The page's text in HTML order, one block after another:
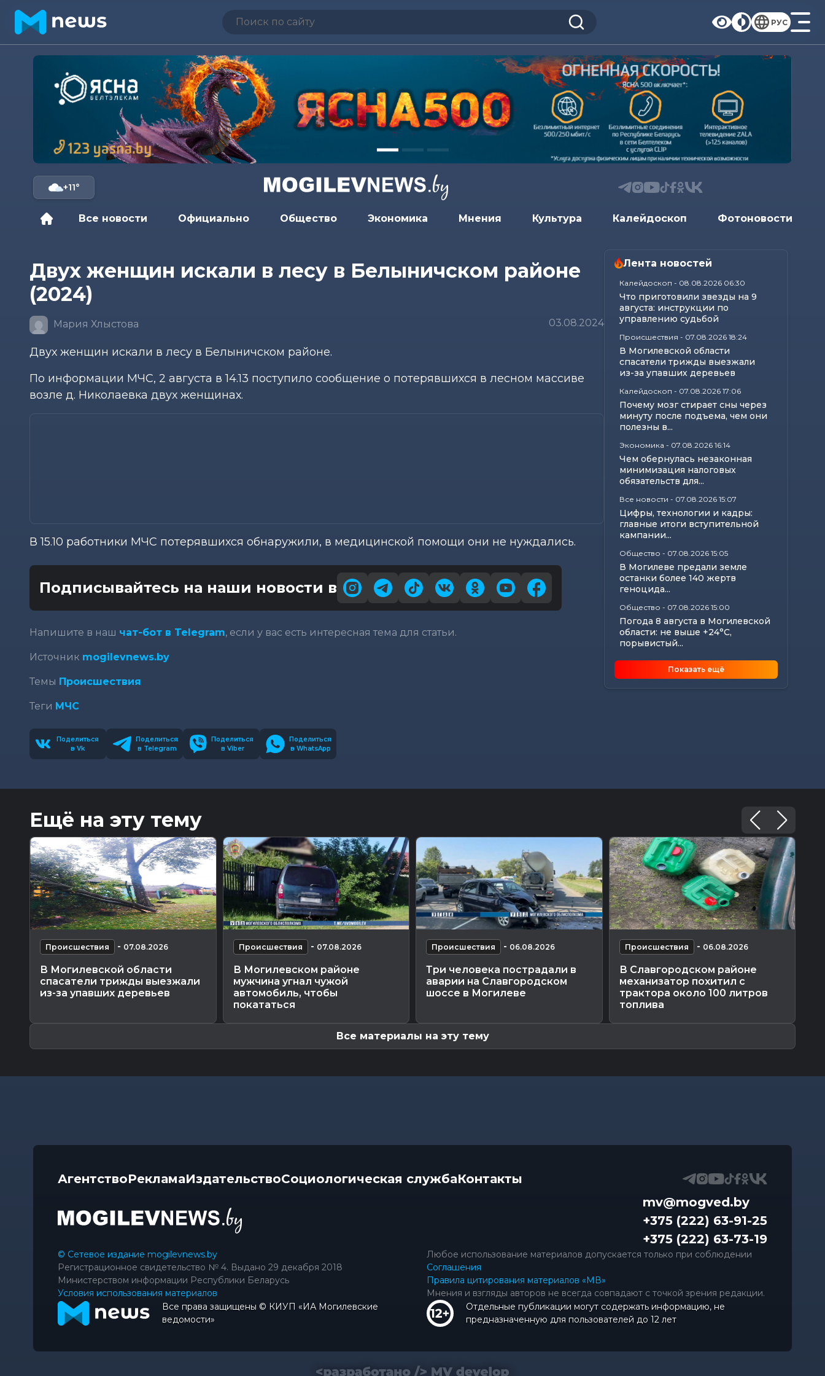
РУС
+11°
Все новости Официально Общество Экономика Мнения Культура Калейдоскоп Фотоновости
Двух женщин искали в лесу в Белыничском районе
(2024)
Мария Хлыстова 03.08.2024
Двух женщин искали в лесу в Белыничском районе.
По информации МЧС, 2 августа в 14.13 поступило сообщение о потерявшихся в лесном массиве
возле д. Николаевка двух женщинах.
В 15.10 работники МЧС потерявшихся обнаружили, в медицинской помощи они не нуждались.
Подписывайтесь на наши новости в
Напишите в наш чат-бот в Telegram, если у вас есть интересная тема для статьи.
Источник mogilevnews.by
Темы Происшествия
Теги МЧС
Поделиться
в Vk
Поделиться
в Telegram
Поделиться
в Viber
Поделиться
в WhatsApp
Лента новостей
Калейдоскоп - 08.08.2026 06:30
Что приготовили звезды на 9
августа: инструкции по
управлению судьбой
Происшествия - 07.08.2026 18:24
В Могилевской области
спасатели трижды выезжали
из-за упавших деревьев
Калейдоскоп - 07.08.2026 17:06
Почему мозг стирает сны через
минуту после подъема, чем они
полезны в...
Экономика - 07.08.2026 16:14
Чем обернулась незаконная
минимизация налоговых
обязательств для...
Все новости - 07.08.2026 15:07
Цифры, технологии и кадры:
главные итоги вступительной
кампании...
Общество - 07.08.2026 15:05
В Могилеве предали земле
останки более 140 жертв
геноцида...
Общество - 07.08.2026 15:00
Погода 8 августа в Могилевской
области: не выше +24°С,
порывистый...
Общество -07.08.2026 14:32
Какие ограничения действуют
на водоемах Могилевщины,
Показать ещё
Ещё на эту тему
Происшествия - 07.08.2026
В Могилевской области
спасатели трижды выезжали
из-за упавших деревьев
Происшествия - 07.08.2026
В Могилевском районе
мужчина угнал чужой
автомобиль, чтобы
покататься
Происшествия - 06.08.2026
Три человека пострадали в
аварии на Славгородском
шоссе в Могилеве
Происшествия - 06.08.2026
В Славгородском районе
механизатор похитил с
трактора около 100 литров
топлива
Все материалы на эту тему
АгентствоРекламаИздательствоСоциологическая службаКонтакты
mv@mogved.by
+375 (222) 63-91-25
+375 (222) 63-73-19
© Сетевое издание mogilevnews.by
Регистрационное свидетельство № 4. Выдано 29 декабря 2018
Министерством информации Республики Беларусь
Условия использования материалов
Любое использование материалов допускается только при соблюдении
Соглашения
Правила цитирования материалов «МВ»
Мнения и взгляды авторов не всегда совпадают с точкой зрения редакции.
Все права защищены © КИУП «ИА Могилевские
ведомости»
Отдельные публикации могут содержать информацию, не
предназначенную для пользователей до 12 лет